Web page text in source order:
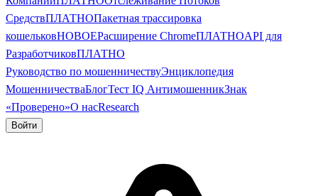
СредствПЛАТНОПакетная трассировка
кошельковНОВОЕРасширение ChromeПЛАТНОAPI для
РазработчиковПЛАТНО
Руководство по мошенничествуЭнциклопедия
МошенничестваБлогТест IQ АнтимошенникЗнак
«Проверено»О насResearch
Войти